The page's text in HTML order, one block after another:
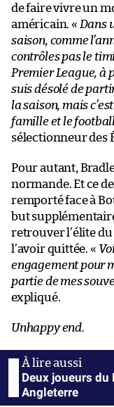
de faire vivre un
américain. « Dans
saison, comme
contrôles pas le
Premier League, à
suis désolé de
la saison, mais
famille et le
sélectionneur des
Pour autant,
normande. Et ce
remporté face à
but
retrouver l’élite
l’avoir quittée. «
engagement pour
partie de mes
expliqué.
Unhappy end.
Deux joueurs du
Angleterre